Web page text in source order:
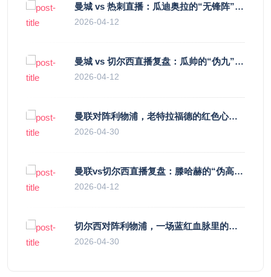
曼城 vs 热刺直播：瓜迪奥拉的“无锋阵”是天才设计还是自废武功？
2026-04-12
曼城 vs 切尔西直播复盘：瓜帅的“伪九”陷阱，如何绞杀蓝军的“三中卫”？
2026-04-12
曼联对阵利物浦，老特拉福德的红色心跳与蓝色暗涌
2026-04-30
曼联vs切尔西直播复盘：滕哈赫的“伪高位”与波切蒂诺的“无锋阵”，谁更拧巴？
2026-04-12
切尔西对阵利物浦，一场蓝红血脉里的恩怨与忠诚
2026-04-30